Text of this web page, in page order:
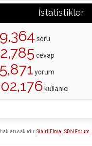
İstatistikler
soru
cevap
yorum
kullanıcı
SihirliElma SDN Forum
saklıdır